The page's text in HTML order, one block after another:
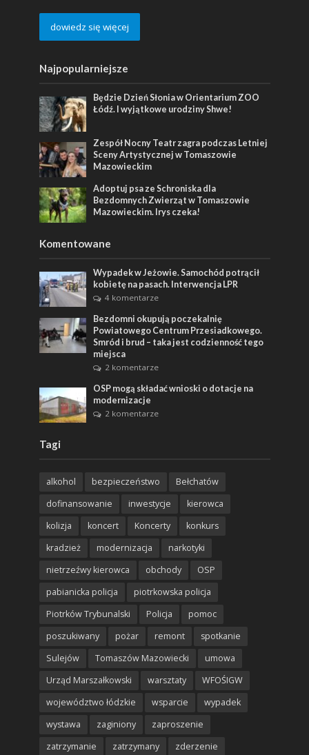
dowiedz się więcej
Najpopularniejsze
Będzie Dzień Słonia w Orientarium ZOO
Łódź. I wyjątkowe urodziny Shwe!
Zespół Nocny Teatr zagra podczas Letniej
Sceny Artystycznej w Tomaszowie
Mazowieckim
Adoptuj psa ze Schroniska dla
Bezdomnych Zwierząt w Tomaszowie
Mazowieckim. Irys czeka!
Komentowane
Wypadek w Jeżowie. Samochód potrącił
kobietę na pasach. Interwencja LPR
4 komentarze
Bezdomni okupują poczekalnię
Powiatowego Centrum Przesiadkowego.
Smród i brud – taka jest codzienność tego
miejsca
2 komentarze
OSP mogą składać wnioski o dotacje na
modernizacje
2 komentarze
Tagi
alkohol bezpieczeństwo
Bełchatów
dofinansowanie
inwestycje
kierowca
kolizja
koncert Koncerty
konkurs
kradzież
modernizacja
narkotyki
nietrzeźwy kierowca
obchody
OSP
pabianicka policja
piotrkowska policja
Piotrków Trybunalski
Policja
pomoc
poszukiwany
pożar remont
spotkanie
Sulejów
Tomaszów Mazowiecki
umowa
Urząd Marszałkowski
warsztaty
WFOŚIGW
województwo łódzkie
wsparcie
wypadek
wystawa
zaginiony
zaproszenie
zatrzymanie
zatrzymany zderzenie